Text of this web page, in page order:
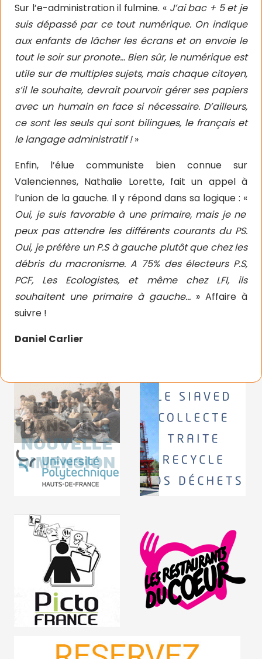
Sur l’e-administration il fulmine. « J’ai bac + 5 et je
suis dépassé par ce tout numérique. On indique
aux enfants de lâcher les écrans et on envoie le
tout le soir sur pronote… Bien sûr, le numérique est
utile sur de multiples sujets, mais chaque citoyen,
s’il le souhaite, devrait pourvoir gérer ses papiers
avec un humain en face si nécessaire. D’ailleurs,
ce sont les seuls qui sont bilingues, le français et
le langage administratif !»
Enfin, l’élue communiste bien connue sur
Valenciennes, Nathalie Lorette, fait un appel à
l’union de la gauche. Il y répond dans sa logique : «
Oui, je suis favorable à une primaire, mais je ne
peux pas attendre les différents courants du PS.
Oui, je préfère un P.S à gauche plutôt que chez les
débris du macronisme. A 75% des électeurs P.S,
PCF, Les Ecologistes, et même chez LFI, ils
souhaitent une primaire à gauche… » Affaire à
suivre !
Daniel Carlier